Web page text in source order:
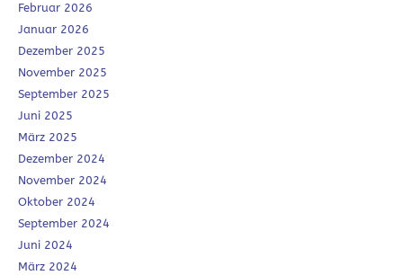
Februar 2026
Januar 2026
Dezember 2025
November 2025
September 2025
Juni 2025
März 2025
Dezember 2024
November 2024
Oktober 2024
September 2024
Juni 2024
März 2024